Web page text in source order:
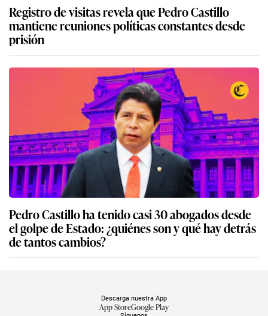
Registro de visitas revela que Pedro Castillo
mantiene reuniones políticas constantes desde
prisión
Pedro Castillo ha tenido casi 30 abogados desde
el golpe de Estado: ¿quiénes son y qué hay detrás
de tantos cambios?
Descarga nuestra App
App StoreGoogle Play